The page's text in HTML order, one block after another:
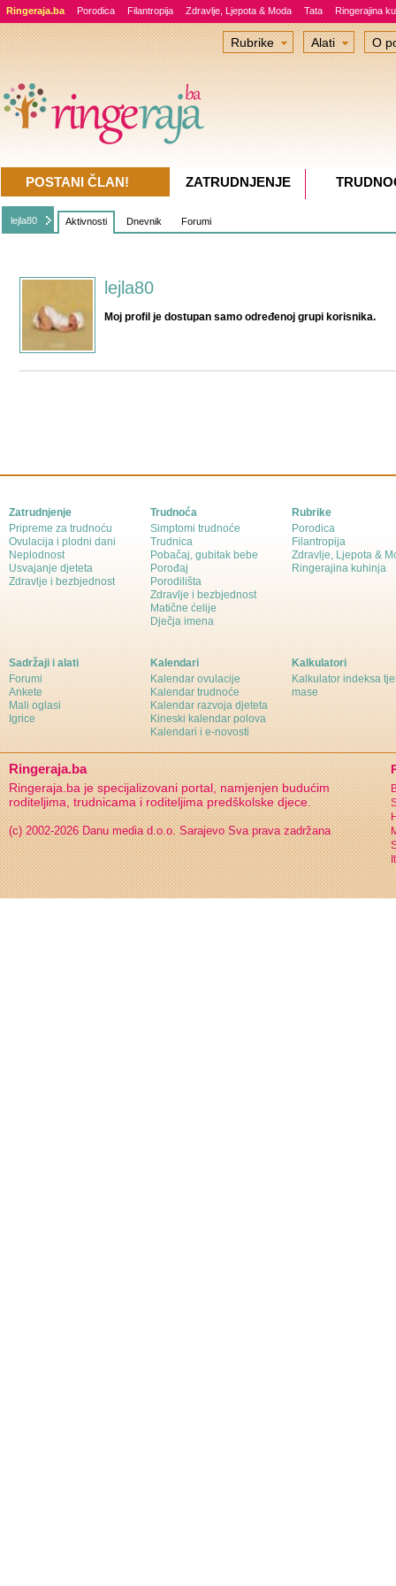
Ringeraja.ba Porodica Filantropija Zdravlje, Ljepota & Moda Tata Ringerajina
lejla80 Aktivnosti Dnevnik Forumi
lejla80
Moj profil je dostupan samo određenoj grupi korisnika.
Rubrike Alati O
POSTANI ČLAN! ZATRUDNJENJE
Zatrudnjenje
Pripreme za trudnoću
Ovulacija i plodni dani
Neplodnost
Usvajanje djeteta
Zdravlje i bezbjednost
Trudnoća
Simptomi trudnoće
Trudnica
Pobačaj, gubitak bebe
Porođaj
Porodilišta
Zdravlje i bezbjednost
Matične ćelije
Dječja imena
Rubrike
Porodica
Filantropija
Zdravlje, Ljepota &
Ringerajina kuhinja
Sadržaji i alati
Forumi
Ankete
Mali oglasi
Igrice
Kalendari
Kalendar ovulacije
Kalendar trudnoće
Kalendar razvoja djeteta
Kineski kalendar polova
Kalendari i e-novosti
Kalkulatori
Kalkulator indeksa
mase
Ringeraja.ba
Ringeraja.ba je specijalizovani portal, namjenjen budućim
roditeljima, trudnicama i roditeljima predškolske djece.
(c) 2002-2026 Danu media d.o.o. Sarajevo Sva prava zadržana